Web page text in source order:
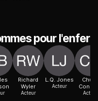
pour l'enfer
Richard
Wyler
Acteur
L.Q. Jones
Acteur
Acteur